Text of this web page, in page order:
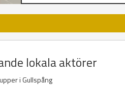
lokala aktörer
i Gullspång